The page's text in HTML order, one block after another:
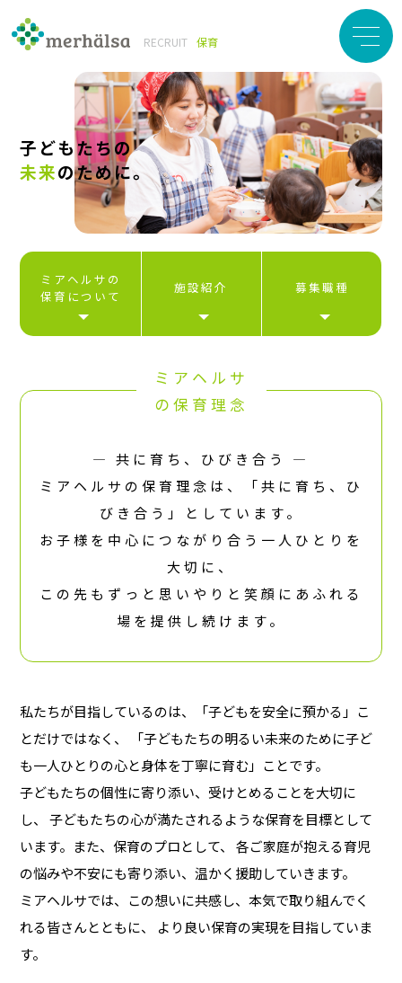
RECRUIT
子どもたちの
未来のために。
ミアヘルサの
保育について
施設紹介 募集職種
ミアヘルサ
の保育理念
― 共に育ち、ひびき合う ―
ミアヘルサの保育理念は、「共に育ち、ひ
びき合う」としています。
お子様を中心につながり合う一人ひとりを
大切に、
この先もずっと思いやりと笑顔にあふれる
場を提供し続けます。
私たちが目指しているのは、「子どもを安全に預かる」こ
とだけではなく、
「子どもたちの明るい未来のために子ど
も一人ひとりの心と身体を丁寧に育む」ことです。
子どもたちの個性に寄り添い、受けとめることを大切に
し、
子どもたちの心が満たされるような保育を目標として
います。また、保育のプロとして、
各ご家庭が抱える育児
の悩みや不安にも寄り添い、温かく援助していきます。
ミアヘルサでは、この想いに共感し、本気で取り組んでく
れる皆さんとともに、
より良い保育の実現を目指していま
す。